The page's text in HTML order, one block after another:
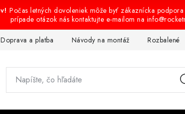
Počas letných dovoleniek môže byť zákaznícka
prípade otázok nás kontaktujte e-mailom na
Doprava a platba Návody na montáž Rozbalené,